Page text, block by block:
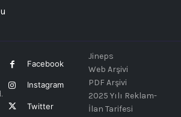
Facebook
Instagram
Twitter
Jineps
Web Arşivi
PDF Arşivi
2025 Yılı Reklam-
İlan Tarifesi